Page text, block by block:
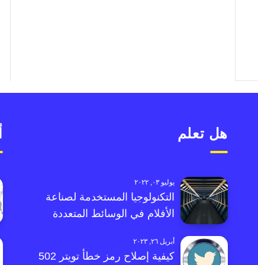
هل تعلم
يوليو ٠٣, ٢٠٢٢
التكنولوجيا المستخدمة لصناعة
الأفلام في الوسائط المتعددة
أبريل ٢٦, ٢٠٢٣
كيفية إصلاح رمز خطأ تويتر 502